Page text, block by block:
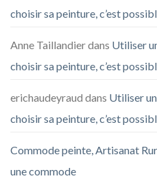
choisir sa peinture, c’est
Anne Taillandierdans Utiliser
choisir sa peinture, c’est
erichaudeyraud dans Utiliser
choisir sa peinture, c’est
Commode peinte, Artisanat
une commode